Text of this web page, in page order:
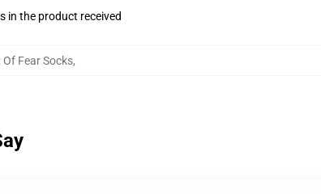
in the product received
Of Fear Socks,